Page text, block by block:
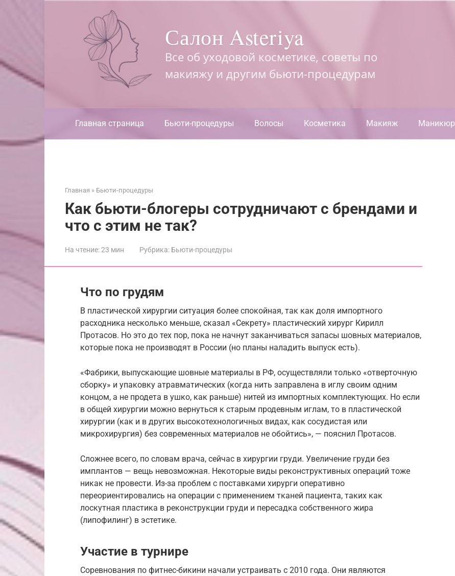
Салон Asteriya
Все об уходовой косметике, советы по
макияжу и другим бьюти-процедурам
Главная страница Бьюти-процедуры Волосы Косметика Макияж Маникюр
Главная » Бьюти-процедуры
Как бьюти-блогеры сотрудничают с брендами и
что с этим не так?
На чтение:23 мин Рубрика: Бьюти-процедуры
Что по грудям
В пластической хирургии ситуация более спокойная, так как доля импортного
расходника несколько меньше, сказал «Секрету» пластический хирург Кирилл
Протасов. Но это до тех пор, пока не начнут заканчиваться запасы шовных материалов,
которые пока не производят в России (но планы наладить выпуск есть).
«Фабрики, выпускающие шовные материалы в РФ, осуществляли только «отверточную
сборку» и упаковку атравматических (когда нить заправлена в иглу своим одним
концом, а не продета в ушко, как раньше) нитей из импортных комплектующих. Но если
в общей хирургии можно вернуться к старым продевным иглам, то в пластической
хирургии (как и в других высокотехнологичных видах, как сосудистая или
микрохирургия) без современных материалов не обойтись», — пояснил Протасов.
Сложнее всего, по словам врача, сейчас в хирургии груди. Увеличение груди без
имплантов — вещь невозможная. Некоторые виды реконструктивных операций тоже
никак не провести. Из-за проблем с поставками хирурги оперативно
переориентировались на операции с применением тканей пациента, таких как
лоскутная пластика в реконструкции груди и пересадка собственного жира
(липофилинг) в эстетике.
Участие в турнире
Соревнования по фитнес-бикини начали устраивать с 2010 года. Они являются